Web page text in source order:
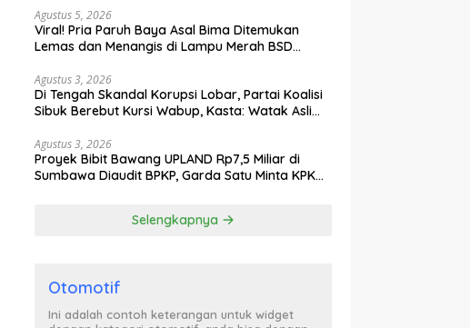
Agustus 5, 2026
Viral! Pria Paruh Baya Asal Bima Ditemukan
Lemas dan Menangis di Lampu Merah BSD
Agustus 3, 2026
Di Tengah Skandal Korupsi Lobar, Partai Koalisi
Sibuk Berebut Kursi Wabup, Kasta: Watak Asli
Agustus 3, 2026
Proyek Bibit Bawang UPLAND Rp7,5 Miliar di
Sumbawa Diaudit BPKP, Garda Satu Minta KPK
Selengkapnya
Otomotif
Ini adalah contoh keterangan untuk widget